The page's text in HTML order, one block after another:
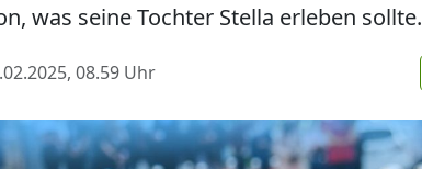
was seine Tochter Stella erleben sollte.
08.59 Uhr